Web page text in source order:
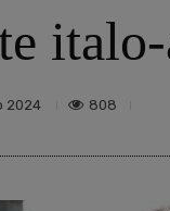
2024 808